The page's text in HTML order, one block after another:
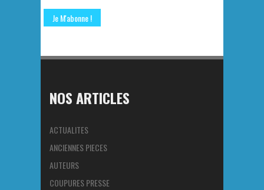
NOS ARTICLES
ACTUALITES
ANCIENNES PIECES
AUTEURS
COUPURES PRESSE